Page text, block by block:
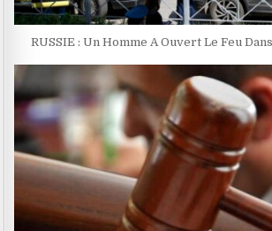
RUSSIE : Un Homme A Ouvert Le Feu